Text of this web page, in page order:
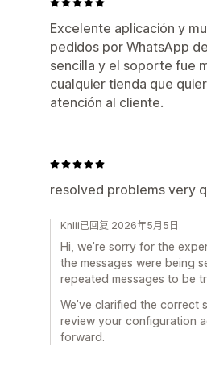
Excelente aplicación y
pedidos por WhatsApp
sencilla y el soporte fue
cualquier tienda que
atención al cliente.
resolved problems very
Knlii已回复 2026年5月5日
Hi, we’re sorry for the
the messages were being
repeated messages to be
We’ve clarified the correct
review your configuration
forward.